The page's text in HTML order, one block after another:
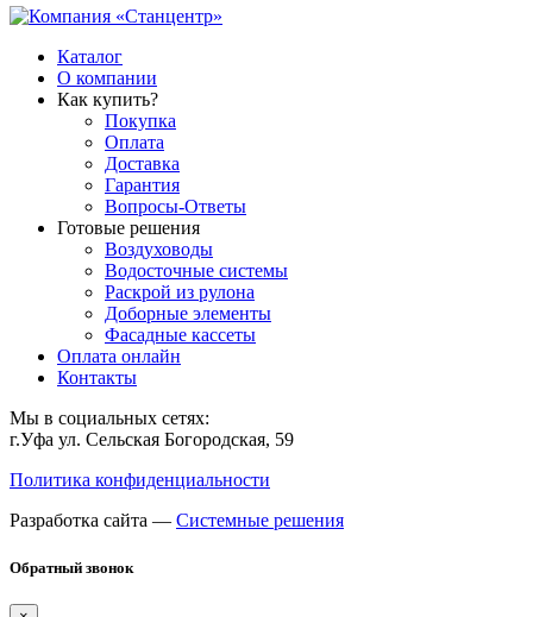
Каталог
О компании
Как купить?
Покупка
Оплата
Доставка
Гарантия
Вопросы-Ответы
Готовые решения
Воздуховоды
Водосточные системы
Раскрой из рулона
Доборные элементы
Фасадные кассеты
Оплата онлайн
Контакты
Мы в социальных сетях:
г.Уфа ул. Сельская Богородская, 59
Политика конфиденциальности
Разработка сайта — Системные решения
Обратный звонок